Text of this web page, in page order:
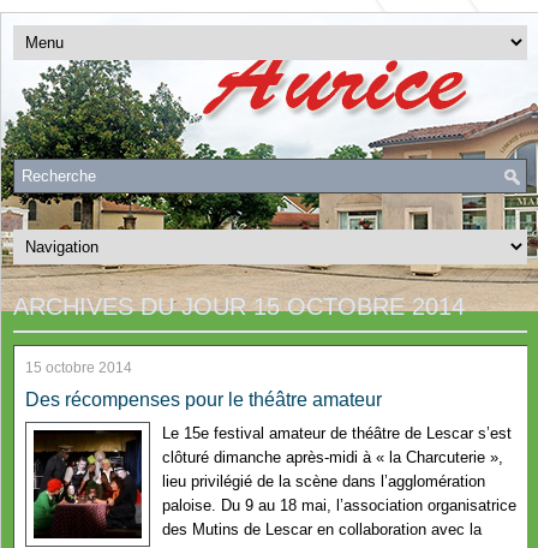
ARCHIVES DU JOUR15 OCTOBRE 2014
15 octobre 2014
Des récompenses pour le théâtre amateur
Le 15e festival amateur de théâtre de Lescar s’est
clôturé dimanche après-midi à « la Charcuterie »,
lieu privilégié de la scène dans l’agglomération
paloise. Du 9 au 18 mai, l’association organisatrice
des Mutins de Lescar en collaboration avec la